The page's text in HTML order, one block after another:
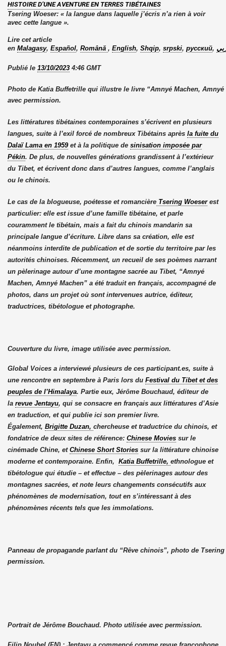
HISTOIRE D’UNE AVENTURE EN TERRES TIBÉTAINES
Tsering Woeser: « la langue dans laquelle j’écris n’a rien à voir
avec cette langue ».
Lire cet article
en Malagasy, Español, Română , English, Shqip, srpski, русский,
Publié le 13/10/2023 4:46 GMT
Photo de Katia Buffetrille qui illustre le livre “Amnyé Machen,
avec permission.
Les littératures tibétaines contemporaines s’écrivent en plusieurs
langues, suite à l’exil forcé de nombreux Tibétains après la fuite du
Dalaï Lama en 1959et à la politique de sinisation imposée par
Pékin. De plus, de nouvelles générations grandissent à l’extérieur
du Tibet, et écrivent donc dans d’autres langues, comme l’anglais
ou le chinois.
Le cas de la blogueuse, poétesse et romancière Tsering Woeserest
particulier: elle est issue d’une famille tibétaine, et parle
couramment le tibétain, mais a fait du chinois mandarin sa
principale langue d’écriture. Libre dans sa création, elle est
néanmoins interdite de publication et de sortie du territoire par les
autorités chinoises. Récemment, un recueil de ses poèmes narrant
un pèlerinage autour d’une montagne sacrée au Tibet, “Amnyé
Machen, Amnyé Machen” a été traduit en français, accompagné de
photos, dans un projet où sont intervenues autrice, éditeur,
traductrices, tibétologue et photographe.
Couverture du livre, image utilisée avec permission.
Global Voices a interviewé plusieurs de ces participant.es, suite à
une rencontre en septembre à Paris lors du Festival du Tibet et des
peuples de l’Himalaya. Partie eux, Jérôme Bouchaud, éditeur de
la revue Jentayu, qui se consacre en français aux littératures d’Asie
en traduction, et qui publie ici son premier livre.
Également, Brigitte Duzan, chercheuse et traductrice du chinois, et
fondatrice de deux sites de référence: Chinese Movies sur le
cinémade Chine, et Chinese Short Stories sur la littérature chinoise
moderne et contemporaine. Enfin, Katia Buffetrille, ethnologue et
tibétologue qui étudie – et effectue – des pèlerinages autour des
montagnes sacrées, et note leurs changements consécutifs aux
phénomènes de modernisation, tout en s’intéressant à des
phénomènes récents tels que les immolations.
Panneau de propagande parlant du “Rêve chinois”, photo de
permission.
Portrait de Jérôme Bouchaud. Photo utilisée avec permission.